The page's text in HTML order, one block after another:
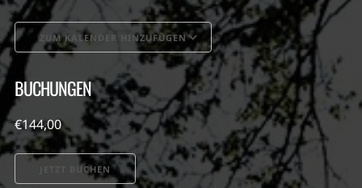
ZUM KALENDER HINZUFÜGEN
ICS herunterladen Google Kalender
BUCHUNGEN
€144,00
JETZT BUCHEN